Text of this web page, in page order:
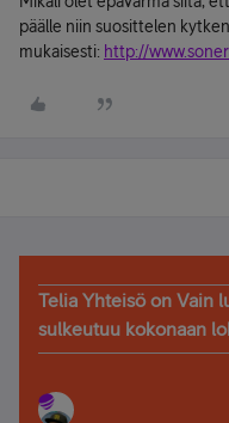
päälle niin suosittelen
mukaisesti: http://
Telia Yhteisö on Vain
sulkeutuu kokonaan